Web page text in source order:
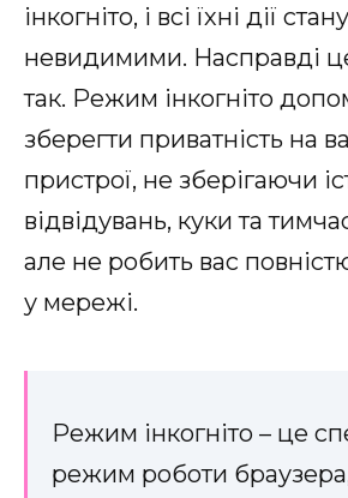
інкогніто, і всі їхні дії
невидимими. Насправді
так. Режим інкогніто
зберегти приватність на
пристрої, не зберігаючи
відвідувань, куки та
але не робить вас
у мережі.
Режим інкогніто – це
режим роботи